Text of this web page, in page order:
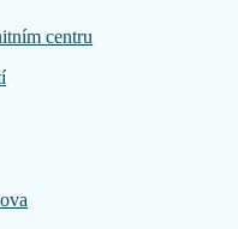
centru